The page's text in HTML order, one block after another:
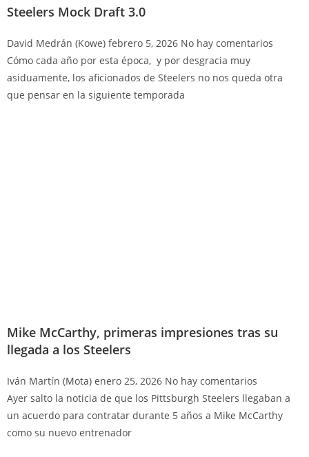
Steelers Mock Draft 3.0
David Medrán (Kowe) febrero 5, 2026 No hay comentarios
Cómo cada año por esta época, y por desgracia muy
asiduamente, los aficionados de Steelers no nos queda otra
que pensar en la siguiente temporada
Mike McCarthy, primeras impresiones tras su
llegada a los Steelers
Iván Martín (Mota) enero 25, 2026 No hay comentarios
Ayer salto la noticia de que los Pittsburgh Steelers llegaban a
un acuerdo para contratar durante 5 años a Mike McCarthy
como su nuevo entrenador